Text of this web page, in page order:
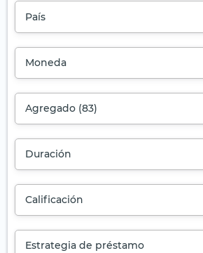
País
Moneda
Agregado (83)
Duración
Calificación
Estrategia de préstamo